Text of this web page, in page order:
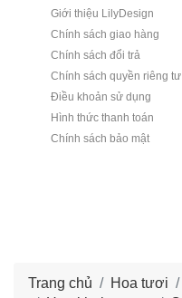
Giới thiệu LilyDesign
Chính sách giao hàng
Chính sách đổi trả
Chính sách quyền riêng tư
Điều khoản sử dụng
Hình thức thanh toán
Chính sách bảo mật
Trang chủ Hoa tươi